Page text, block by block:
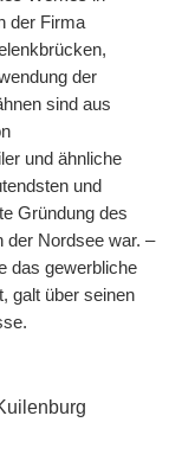
der Firma
der
sind aus
und ähnliche
und
Gründung des
der Nordsee war. –
das gewerbliche
galt über seinen